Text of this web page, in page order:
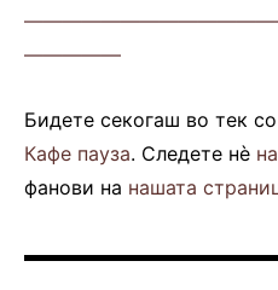
—————
Бидете секогаш во тек
Кафе пауза. Следете нè
фанови на нашата